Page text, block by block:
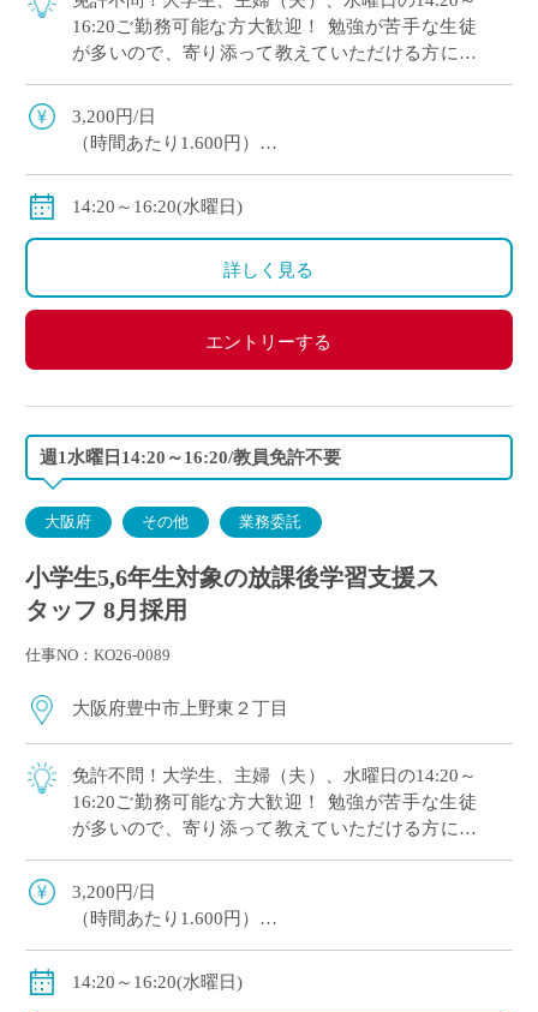
16:20ご勤務可能な方大歓迎！ 勉強が苦手な生徒
が多いので、寄り添って教えていただける方にオ
ススメです。 マイカー通勤OK（交通費補助あ
り）※一部マイカー不可の学校あり
3,200円/日
（時間あたり1.600円）
交通費全額支給
＊業務委託契約の報酬モデルを記載しています。
14:20～16:20(水曜日)
詳しく見る
エントリーする
週1水曜日14:20～16:20/教員免許不要
大阪府 その他 業務委託
小学生5,6年生対象の放課後学習支援ス
タッフ 8月採用
仕事NO：KO26-0089
大阪府豊中市上野東２丁目
免許不問！大学生、主婦（夫）、水曜日の14:20～
16:20ご勤務可能な方大歓迎！ 勉強が苦手な生徒
が多いので、寄り添って教えていただける方にオ
ススメです。 マイカー通勤OK（交通費補助あ
り）※一部マイカー不可の学校あり
3,200円/日
（時間あたり1.600円）
交通費全額支給
＊業務委託契約の報酬モデルを記載しています。
14:20～16:20(水曜日)